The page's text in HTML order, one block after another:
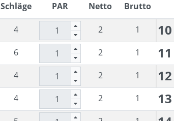
Schläge
PAR
Netto Brutto
4 2 1
6 2 1
4 2 1
4 2 1
10
11
12
13